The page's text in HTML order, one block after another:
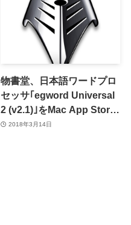
物書堂、日本語ワードプロ
セッサ｢egword Universal
2 (v2.1)｣をMac App Store
で販売開始 ｰ 4月30日まで
2018年3月14日